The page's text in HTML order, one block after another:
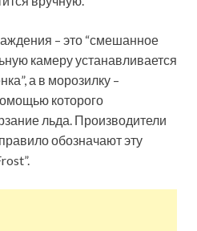
– это “смешанное
камеру устанавливается
а в морозилку –
которого
льда. Производители
обозначают эту